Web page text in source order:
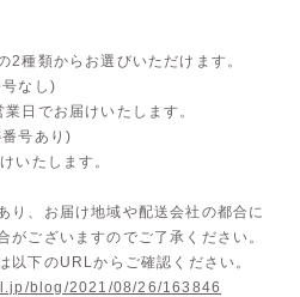
2種類からお選びいただけます。
なし)
日でお届けいたします。
号あり)
いたします。
り、お届け地域や配送会社の都合に
がございますのでご了承ください。
以下のURLからご確認ください。
blog/2021/08/26/163846